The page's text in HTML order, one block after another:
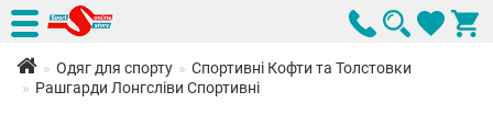
Одяг для спорту
Спортивні Кофти та Толстовки
Рашгарди Лонгсліви Спортивні